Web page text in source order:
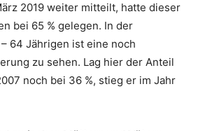
2019 weiter mitteilt, hatte dieser
bei 65 % gelegen. In der
64 Jährigen ist eine noch
zu sehen. Lag hier der Anteil
noch bei 36 %, stieg er im Jahr